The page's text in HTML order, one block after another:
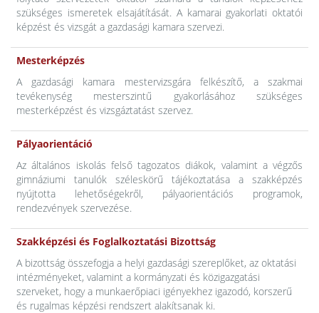
szükséges ismeretek elsajátítását. A kamarai gyakorlati oktatói
képzést és vizsgát a gazdasági kamara szervezi.
Mesterképzés
A gazdasági kamara mestervizsgára felkészítő, a szakmai
tevékenység mesterszintű gyakorlásához szükséges
mesterképzést és vizsgáztatást szervez.
Pályaorientáció
Az általános iskolás felső tagozatos diákok, valamint a végzős
gimnáziumi tanulók széleskörű tájékoztatása a szakképzés
nyújtotta lehetőségekről, pályaorientációs programok,
rendezvények szervezése.
Szakképzési és Foglalkoztatási Bizottság
A bizottság összefogja a helyi gazdasági szereplőket, az oktatási
intézményeket, valamint a kormányzati és közigazgatási
szerveket, hogy a munkaerőpiaci igényekhez igazodó, korszerű
és rugalmas képzési rendszert alakítsanak ki.